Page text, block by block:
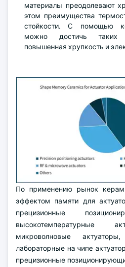
материалы преодолевают
этом преимущества
стойкости. С помощью
можно достичь таких
повышенная хрупкость и
По применению рынок
эффектом памяти для
прецизионные
микроволновые
лабораторные на чипе
прецизионные